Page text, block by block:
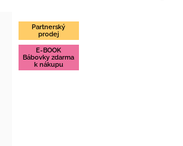
Partnerský
prodej
E-BOOK
Bábovky zdarma
k nákupu